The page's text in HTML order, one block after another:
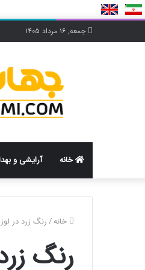
جمعه, ۱۶ مرداد ۱۴۰۵
خانه آرایشی و
خانه/رنگ زرد در
رنگ